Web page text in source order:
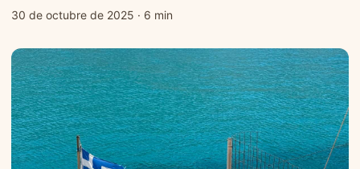
30 de octubre de 2025 · 6 min